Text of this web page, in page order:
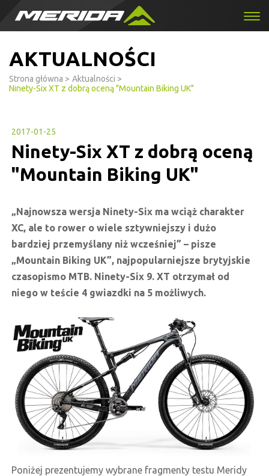
AKTUALNOŚCI
Strona główna > Aktualności >
Ninety-Six XT z dobrą oceną "Mountain Biking UK"
2017-01-25
Ninety-Six XT z dobrą oceną
"Mountain Biking UK"
„Najnowsza wersja Ninety-Six ma wciąż charakter
XC, ale to rower o wiele sztywniejszy i dużo
bardziej przemyślany niż wcześniej” – pisze
„Mountain Biking UK”, najpopularniejsze brytyjskie
czasopismo MTB. Ninety-Six 9. XT otrzymał od
niego w teście 4 gwiazdki na 5 możliwych.
Poniżej prezentujemy wybrane fragmenty testu Meridy